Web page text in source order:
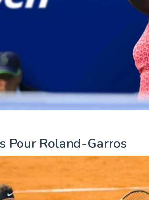
Pour Roland-Garros